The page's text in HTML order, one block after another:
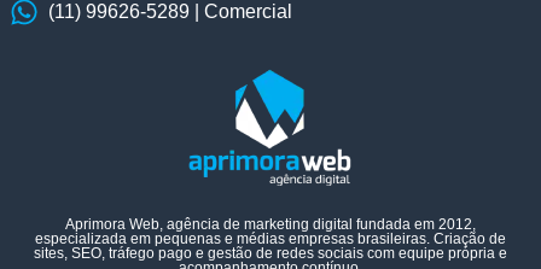
(11) 99626-5289 | Comercial
Aprimora Web, agência de marketing digital fundada em 2012,
especializada em pequenas e médias empresas brasileiras. Criação de
sites, SEO, tráfego pago e gestão de redes sociais com equipe própria e